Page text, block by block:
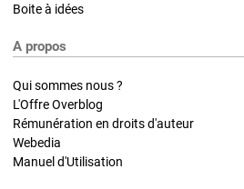
Boite à idées
A propos
Qui sommes nous ?
L'Offre Overblog
Rémunération en droits d'auteur
Webedia
Manuel d'Utilisation